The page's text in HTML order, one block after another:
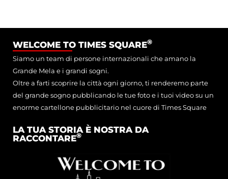
WELCOME TO TIMES SQUARE®
Siamo un team di persone internazionali che amano la
Grande Mela e i grandi sogni.
Oltre a farti scoprire la città ogni giorno, ti renderemo parte
del grande sogno pubblicando le tue foto e i tuoi video su un
enorme cartellone pubblicitario nel cuore di Times Square
LA TUA STORIA È NOSTRA DA
RACCONTARE®